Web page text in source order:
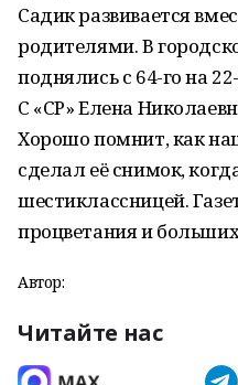
Садик развивается
родителями. В
поднялись с 64-го на
С «СР» Елена
Хорошо помнит, как
сделал её снимок,
шестиклассницей.
процветания и
Автор:
Читайте нас